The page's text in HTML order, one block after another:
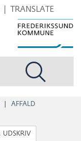
TRANSLATE
AFFALD
UDSKRIV